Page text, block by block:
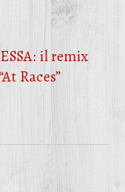
il remix
Races”